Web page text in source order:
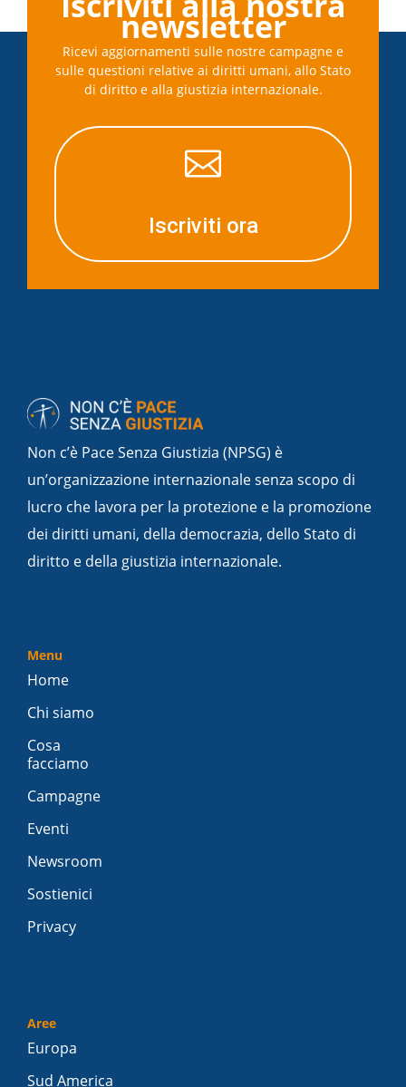
newsletter
Ricevi aggiornamenti sulle nostre campagne e
sulle questioni relative ai diritti umani, allo Stato
di diritto e alla giustizia internazionale.

Iscriviti ora
Non c’è Pace Senza Giustizia (NPSG) è
un’organizzazione internazionale senza scopo di
lucro che lavora per la protezione e la promozione
dei diritti umani, della democrazia, dello Stato di
diritto e della giustizia internazionale.
Menu
Home
Chi siamo
Cosa
facciamo
Campagne
Eventi
Newsroom
Sostienici
Privacy
Aree
Europa
Sud America